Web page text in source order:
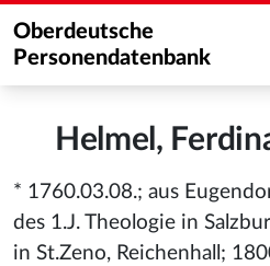
Oberdeutsche
Personendatenbank
Helmel,
* 1760.03.08.; aus
des 1.J. Theologie in
in St.Zeno, Reichenhall;